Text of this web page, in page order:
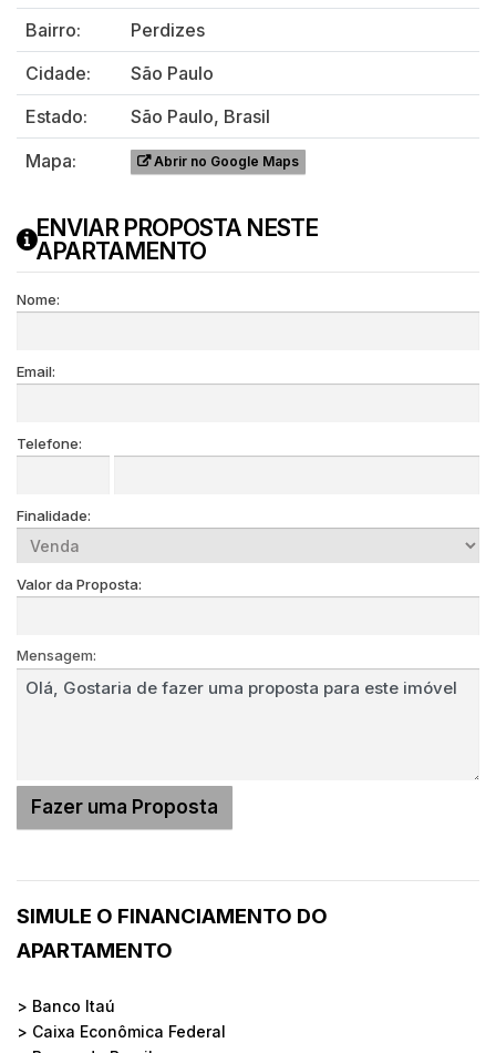
Bairro:
Perdizes
Cidade:
São Paulo
Estado:
São Paulo, Brasil
Mapa:
Abrir no Google Maps
ENVIAR PROPOSTA NESTE
APARTAMENTO
Nome:
Email:
Telefone:
Finalidade:
Valor da Proposta:
Mensagem:
SIMULE O FINANCIAMENTO DO
APARTAMENTO
> Banco Itaú
> Caixa Econômica Federal